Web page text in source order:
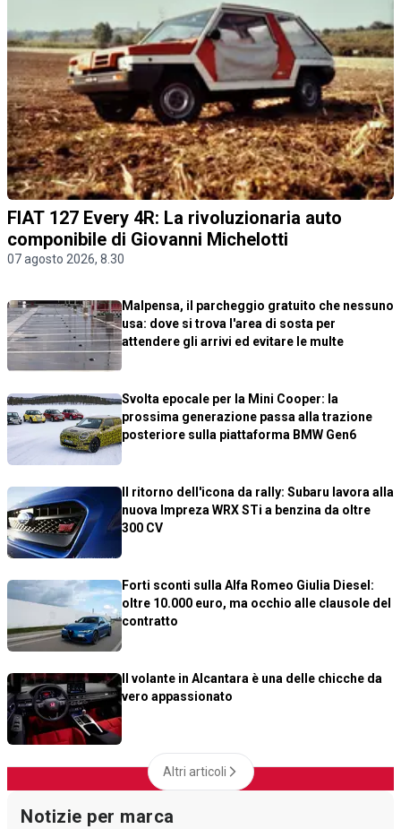
FIAT 127 Every 4R: La rivoluzionaria auto
componibile di Giovanni Michelotti
07 agosto 2026, 8.30
Malpensa, il parcheggio gratuito che nessuno
usa: dove si trova l'area di sosta per
attendere gli arrivi ed evitare le multe
Svolta epocale per la Mini Cooper: la
prossima generazione passa alla trazione
posteriore sulla piattaforma BMW Gen6
Il ritorno dell'icona da rally: Subaru lavora alla
nuova Impreza WRX STi a benzina da oltre
300 CV
Forti sconti sulla Alfa Romeo Giulia Diesel:
oltre 10.000 euro, ma occhio alle clausole del
contratto
Il volante in Alcantara è una delle chicche da
vero appassionato
Altri articoli
Notizie per marca